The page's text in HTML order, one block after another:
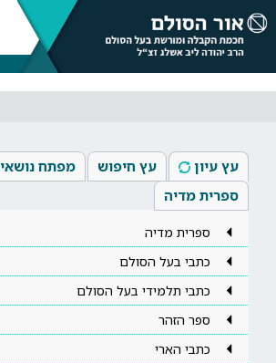
עץ עיון עץ חיפוש
מפתח
ספרית מדיה
ספרית מדיה
כתבי בעל הסולם
כתבי תלמידי בעל הסולם
ספר הזהר
כתבי הארי